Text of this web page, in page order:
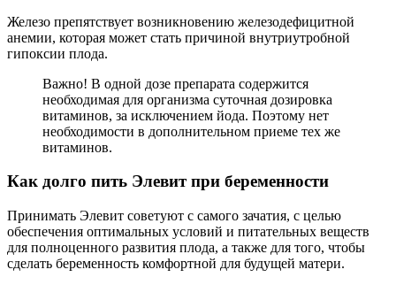
Железо препятствует возникновению железодефицитной
анемии, которая может стать причиной внутриутробной
гипоксии плода.
Важно! В одной дозе препарата содержится
необходимая для организма суточная дозировка
витаминов, за исключением йода. Поэтому нет
необходимости в дополнительном приеме тех же
витаминов.
Как долго пить Элевит при беременности
Принимать Элевит советуют с самого зачатия, с целью
обеспечения оптимальных условий и питательных веществ
для полноценного развития плода, а также для того, чтобы
сделать беременность комфортной для будущей матери.